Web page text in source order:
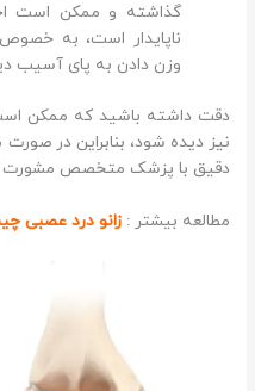
گذاشته و ممکن است
ناپایدار است، به
وزن دادن به پای آسیب
دقت داشته باشید که ممکن است
دقیق با پزشک متخصص مشورت
مطالعه بیشتر :زانو درد عصبی